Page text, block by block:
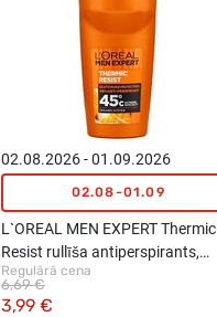
02.08.2026 - 01.09.2026
02.08-01.09
L`OREAL MEN EXPERT Thermic
Resist rullīša antiperspirants,
50ml
Regulārā cena
3,99 €
6,69 €